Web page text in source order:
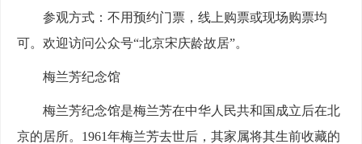
参观方式：不用预约门票，线上购票或现场购票均
可。欢迎访问公众号“北京宋庆龄故居”。
梅兰芳纪念馆
梅兰芳纪念馆是梅兰芳在中华人民共和国成立后在北
京的居所。1961年梅兰芳去世后，其家属将其生前收藏的